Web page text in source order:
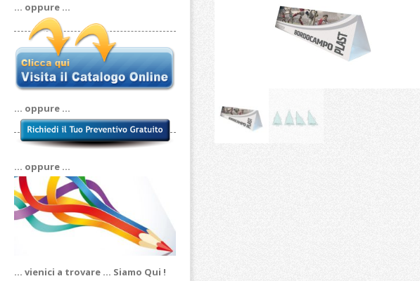
… oppure …
… oppure …
… oppure …
… vienici a trovare … Siamo Qui !